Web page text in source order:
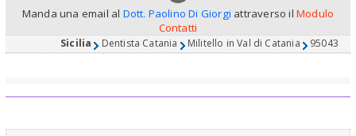
Manda una email al Dott. Paolino Di Giorgi attraverso ilModulo
Contatti
Sicilia Dentista Catania Militello in Val di Catania 95043